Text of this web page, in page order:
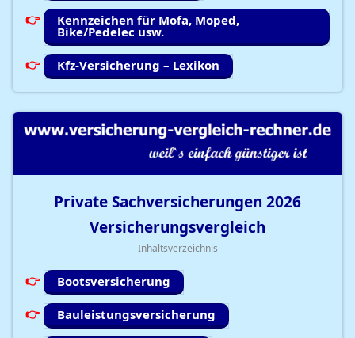
Kennzeichen für Mofa, Moped,
Bike/Pedelec usw.
Kfz-Versicherung – Lexikon
Private Sachversicherungen 2026
Versicherungsvergleich
Inhaltsverzeichnis
Bootsversicherung
Bauleistungsversicherung